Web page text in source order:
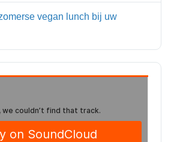
vegan lunch bij uw